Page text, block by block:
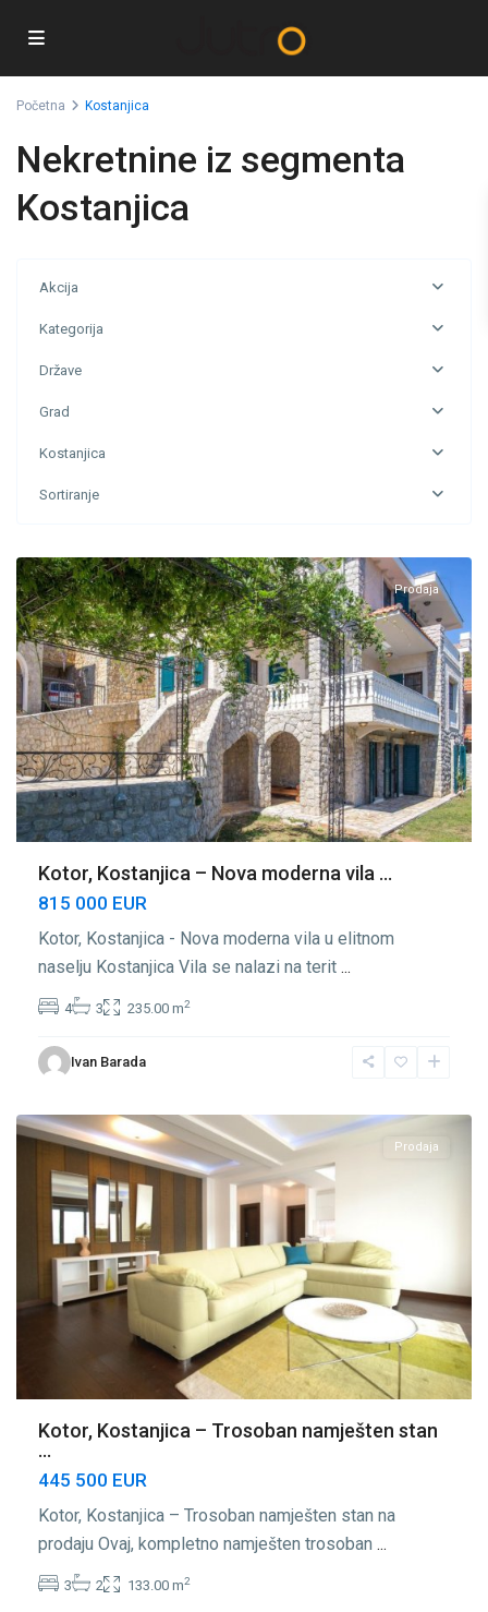
Početna Kostanjica
Nekretnine iz segmenta
Kostanjica
Akcija
Kategorija
Države
Grad
Kostanjica
Sortiranje
Prodaja
Kotor, Kostanjica – Nova moderna vila ...
815 000 EUR
Kotor, Kostanjica - Nova moderna vila u elitnom
naselju Kostanjica Vila se nalazi na terit ...
4 3 235.00 m2
Ivan Barada
Kostanjica,
Prodaja
Kotor, Kostanjica – Trosoban namješten stan
...
445 500 EUR
Kotor, Kostanjica – Trosoban namješten stan na
prodaju Ovaj, kompletno namješten trosoban ...
3 2 133.00 m2